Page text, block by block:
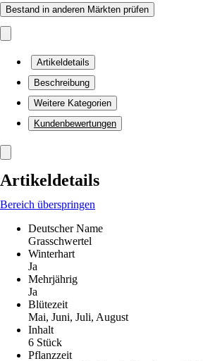
Bestand in anderen Märkten prüfen
Artikeldetails
Beschreibung
Weitere Kategorien
Kundenbewertungen
Artikeldetails
Bereich überspringen
Deutscher Name
Grasschwertel
Winterhart
Ja
Mehrjährig
Ja
Blütezeit
Mai, Juni, Juli, August
Inhalt
6 Stück
Pflanzzeit